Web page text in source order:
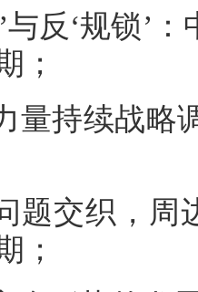
与反‘规锁’
；
量持续战略
题交织，周
；